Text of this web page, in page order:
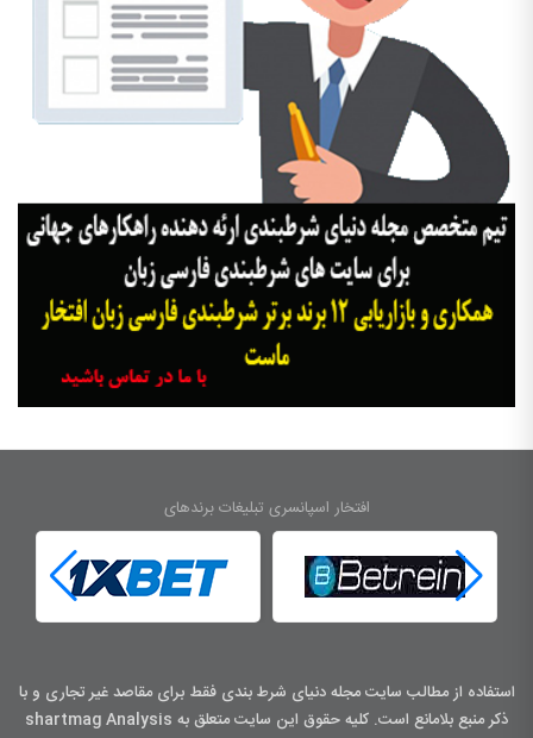
افتخار اسپانسری تبلیغات برندهای
استفاده از مطالب سایت مجله دنیای شرط بندی فقط برای مقاصد غیر تجاری و با
ذکر منبع بلامانع است. کليه حقوق اين سايت متعلق به shartmag Analysis